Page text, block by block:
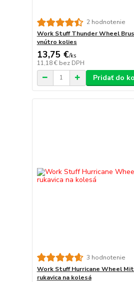
2 hodnotenie
Work Stuff Thunder Wheel
vnútro kolies
13,75 €/ks
11,18 € bez DPH
Pridať do
3 hodnotenie
Work Stuff Hurricane Wheel
rukavica na kolesá